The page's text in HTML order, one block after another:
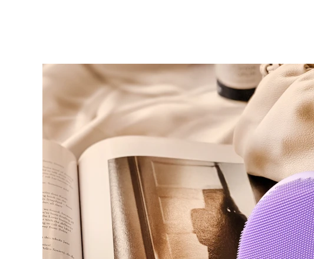
LUNA™ 4 套裝
Anti-aging massage
LUNA™ 4 Plus
Massage, LED heating
LUNA™ 4 Men
For men, anti-aging massage
LUNA™ 4 mini
For young skin, T-zone
BEAR™ 2 套裝
Microcurrent toning
BEAR™ 2 go
Microcurrent toning on-the-go
BEAR™ 2 eyes & lips
Microcurrent line smoothing device
面部提拉護理
Premium anti-aging skincare
補水保濕
UFO™ 3 套裝
Deep facial hydration
UFO™ 3 LED
Near-infrared and red light therapy device
UFO™ 3 mini
口腔護理
issa™ 4
Hybrid silicone sonic toothbrush
issa™ 4 plus
Smart hybrid silicone sonic toothbrush
issa™ 4 smile
FAQ™ 抗老護理
抗老
FAQ™ 101
LED 護理
NEW
FAQ™ 201
NEW